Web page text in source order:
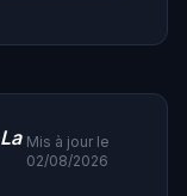
La Mis à jour le
02/08/2026